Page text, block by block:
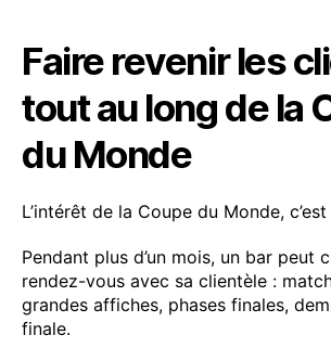
Faire revenir les
tout au long de la
du Monde
L’intérêt de la Coupe du Monde,
Pendant plus d’un mois, un bar peut
rendez-vous avec sa clientèle :
grandes affiches, phases finales,
finale.